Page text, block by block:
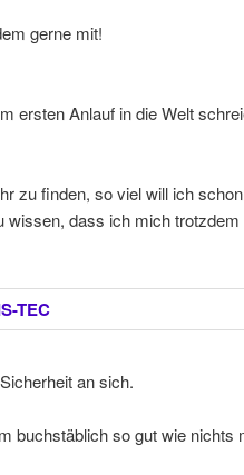
gerne mit!
ersten Anlauf in die Welt
zu finden, so viel will ich schon
wissen, dass ich mich trotzdem
an sich.
buchstäblich so gut wie nichts